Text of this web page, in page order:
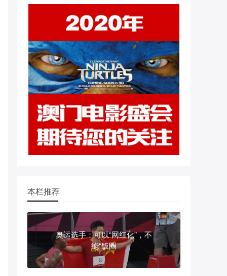
本栏推荐
奥运选手：可以“网红化”，不
能“饭圈